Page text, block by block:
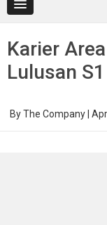
Karier
Lulusan S1
ByThe Company